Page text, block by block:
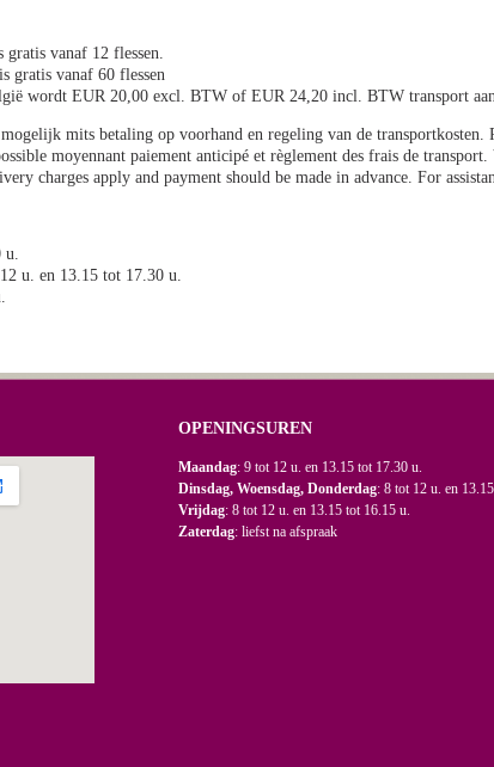
vanaf 12 flessen.
gratis vanaf 60 flessen
wordt EUR 20,00 excl. BTW of EUR 24,20 incl. BTW transport
mits betaling op voorhand en regeling van de transportkosten.
moyennant paiement anticipé et règlement des frais de transport.
charges apply and payment should be made in advance. For
u.
u. en 13.15 tot 17.30 u.
OPENINGSUREN
Maandag: 9 tot 12 u. en 13.15 tot 17.30 u.
Dinsdag, Woensdag, Donderdag: 8 tot 12 u. en
Vrijdag: 8 tot 12 u. en 13.15 tot 16.15 u.
Zaterdag: liefst na afspraak